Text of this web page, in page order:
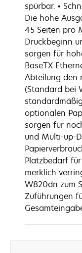
spürbar. •
Die hohe
45 Seiten pro
Druckbeginn
sorgen für
BaseTX
Abteilung den
(Standard bei
optionalen
sorgen für
und Multi-up-
Platzbedarf
merklich
W820dn zum
Zuführungen